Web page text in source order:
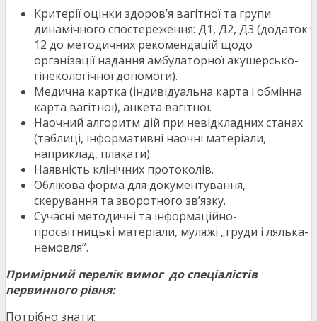
Критерії оцінки здоров’я вагітної та групи
динамічного спостереження: Д1, Д2, Д3 (додаток
12 до методичних рекомендацій щодо
організації надання амбулаторної акушерсько-
гінекологічної допомоги).
Медична картка (індивідуальна карта і обмінна
карта вагітної), анкета вагітної.
Наочний алгоритм дій при невідкладних станах
(таблиці, інформативні наочні матеріали,
наприклад, плакати).
Наявність клінічних протоколів.
Облікова форма для документування,
скерування та зворотного зв’язку.
Сучасні методичні та інформаційно-
просвітницькі матеріали, муляжі „груди і лялька-
немовля”.
Примірний перелік вимог до спеціалістів
первинного рівня:
Потрібно знати: